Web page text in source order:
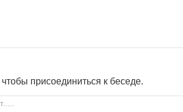
чтобы присоединиться к беседе.